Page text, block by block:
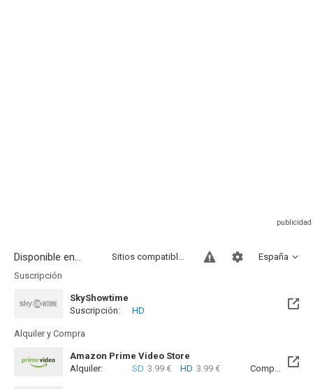
Disponible en... España
Sitios compatibles
Suscripción
SkyShowtime
Próximamente. A partir del Mar, 01 Sep 2026 (En 26 días)
Suscripción: HD
Alquiler y Compra
Amazon Prime Video Store
Alquiler:
SD 3.99 € HD 3.99 € Compra: SD